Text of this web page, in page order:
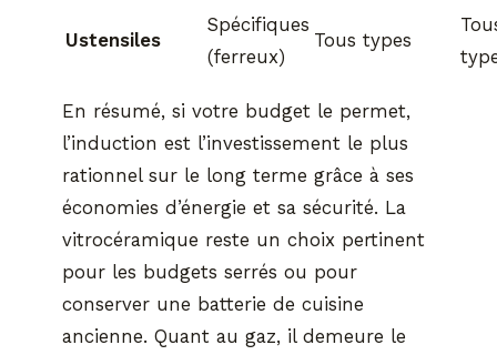
Ustensiles
Spécifiques
(ferreux)
Tous types
En résumé, si votre budget le permet,
l’induction est l’investissement le plus
rationnel sur le long terme grâce à ses
économies d’énergie et sa sécurité. La
vitrocéramique reste un choix pertinent
pour les budgets serrés ou pour
conserver une batterie de cuisine
ancienne. Quant au gaz, il demeure le